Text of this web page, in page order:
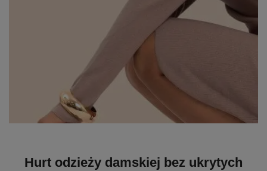
Hurt odzieży damskiej bez ukrytych